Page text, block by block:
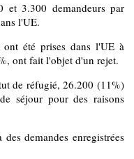
et 3.300 demandeurs par
l'UE.
été prises dans l'UE à
ont fait l'objet d'un rejet.
de réfugié, 26.200 (11%)
séjour pour des raisons
demandes enregistrées